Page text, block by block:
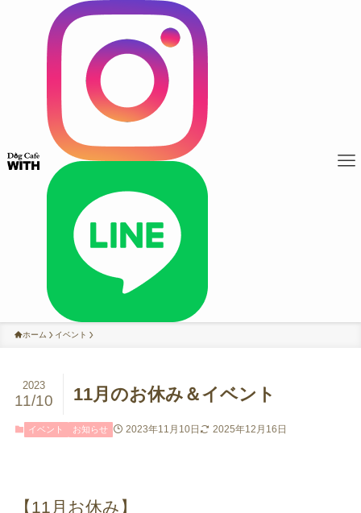
ホーム イベント
11月のお休み＆イベント
2023
11/10
イベント お知らせ 2023年11月10日 2025年12月16日
【11月お休み】